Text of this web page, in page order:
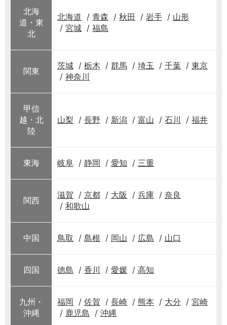
北海
道・東
北
北海道 青森 秋田 岩手
山形
宮城
福島
関東
茨城 栃木 群馬 埼玉 千葉
東京
神奈川
甲信
越・北
陸
山梨 長野 新潟 富山 石川 福井
東海 岐阜 静岡 愛知 三重
関西
滋賀 京都 大阪 兵庫
奈良
和歌山
中国 鳥取 島根 岡山 広島 山口
四国 徳島 香川 愛媛 高知
九州・
沖縄
福岡 佐賀 長崎 熊本 大分
宮崎
鹿児島
沖縄